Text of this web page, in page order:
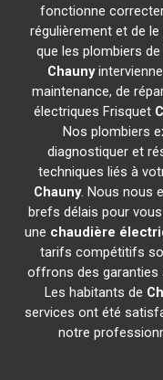
fonctionne
régulièrement et de
que les plombiers de
Chauny
maintenance, de
électriques Frisquet
Nos plombiers
diagnostiquer et
techniques liés à
Chauny. Nous nous
brefs délais pour
une chaudière
tarifs compétitifs
offrons des garanties
Les habitants de
services ont été
notre